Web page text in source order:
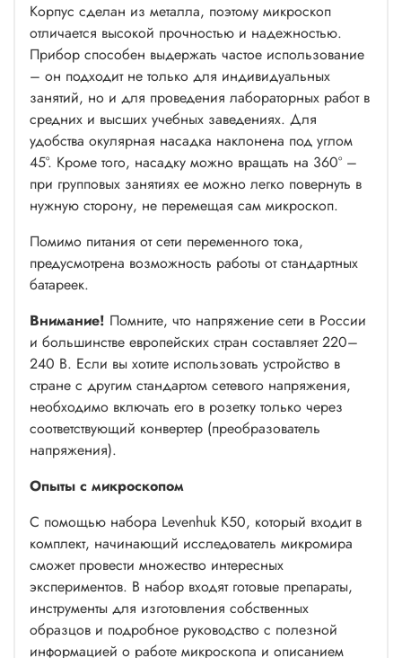
Корпус сделан из металла, поэтому микроскоп
отличается высокой прочностью и надежностью.
Прибор способен выдержать частое использование
– он подходит не только для индивидуальных
занятий, но и для проведения лабораторных работ в
средних и высших учебных заведениях. Для
удобства окулярная насадка наклонена под углом
45°. Кроме того, насадку можно вращать на 360° –
при групповых занятиях ее можно легко повернуть в
нужную сторону, не перемещая сам микроскоп.
Помимо питания от сети переменного тока,
предусмотрена возможность работы от стандартных
батареек.
Внимание! Помните, что напряжение сети в России
и большинстве европейских стран составляет 220–
240 В. Если вы хотите использовать устройство в
стране с другим стандартом сетевого напряжения,
необходимо включать его в розетку только через
соответствующий конвертер (преобразователь
напряжения).
Опыты с микроскопом
С помощью набора Levenhuk K50, который входит в
комплект, начинающий исследователь микромира
сможет провести множество интересных
экспериментов. В набор входят готовые препараты,
инструменты для изготовления собственных
образцов и подробное руководство с полезной
информацией о работе микроскопа и описанием